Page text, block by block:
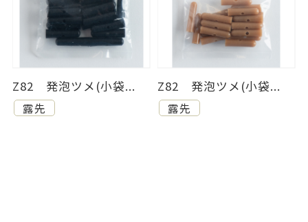
Z82 発泡ツメ(小袋...
露先
Z82 発泡ツメ(小袋...
露先